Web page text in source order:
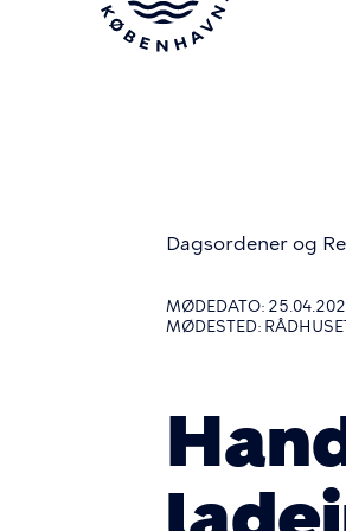
Dagsordener og
MØDEDATO:
MØDESTED: